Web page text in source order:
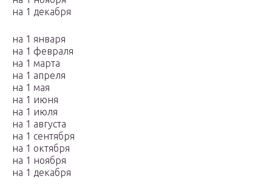
на 1 декабря
на 1 января
на 1 февраля
на 1 марта
на 1 апреля
на 1 мая
на 1 июня
на 1 июля
на 1 августа
на 1 сентября
на 1 октября
на 1 ноября
на 1 декабря